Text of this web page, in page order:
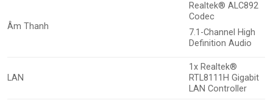
Âm Thanh
Realtek® ALC892
Codec
7.1-Channel High
Definition Audio
LAN
1x Realtek®
RTL8111H Gigabit
LAN Controller